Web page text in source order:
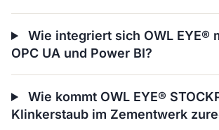
Wie integriert sich OWL EYE®
OPC UA und Power BI?
Wie kommt OWL EYE®
Klinkerstaub im Zementwerk